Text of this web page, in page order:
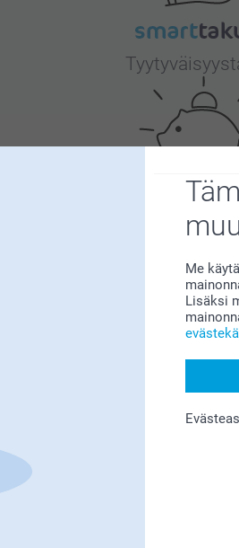
Me
Lisäksi
Bonusta kaikista
Etsitkö